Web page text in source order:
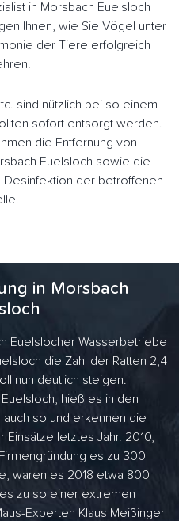
in Morsbach Euelsloch
Ihnen, wie Sie Vögel unter
der Tiere erfolgreich
sind nützlich bei so einem
sofort entsorgt werden.
die Entfernung von
Euelsloch sowie die
Desinfektion der betroffenen
in Morsbach
Euelslocher Wasserbetriebe
die Zahl der Ratten 2,4
nun deutlich steigen.
hieß es in den
so und erkennen die
Einsätze letztes Jahr. 2010,
es zu 300
waren es 2018 etwa 800
zu so einer extremen
Experten Klaus Meißinger